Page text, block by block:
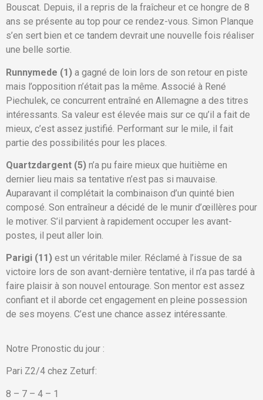
Bouscat. Depuis, il a repris de la fraîcheur et ce hongre de 8
ans se présente au top pour ce rendez-vous. Simon Planque
s’en sert bien et ce tandem devrait une nouvelle fois réaliser
une belle sortie.
Runnymede (1) a gagné de loin lors de son retour en piste
mais l’opposition n’était pas la même. Associé à René
Piechulek, ce concurrent entraîné en Allemagne a des titres
intéressants. Sa valeur est élevée mais sur ce qu’il a fait de
mieux, c’est assez justifié. Performant sur le mile, il fait
partie des possibilités pour les places.
Quartzdargent (5) n’a pu faire mieux que huitième en
dernier lieu mais sa tentative n’est pas si mauvaise.
Auparavant il complétait la combinaison d’un quinté bien
composé. Son entraîneur a décidé de le munir d’œillères pour
le motiver. S’il parvient à rapidement occuper les avant-
postes, il peut aller loin.
Parigi (11) est un véritable miler. Réclamé à l’issue de sa
victoire lors de son avant-dernière tentative, il n’a pas tardé à
faire plaisir à son nouvel entourage. Son mentor est assez
confiant et il aborde cet engagement en pleine possession
de ses moyens. C’est une chance assez intéressante.
Notre Pronostic du jour :
Pari Z2/4 chez Zeturf:
8 – 7 – 4 – 1